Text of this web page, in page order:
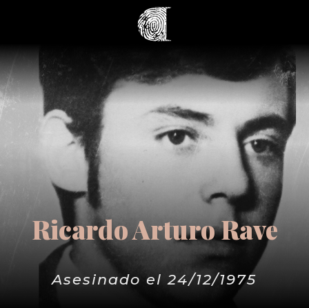
Ricardo Arturo Rave
Asesinado el 24/12/1975